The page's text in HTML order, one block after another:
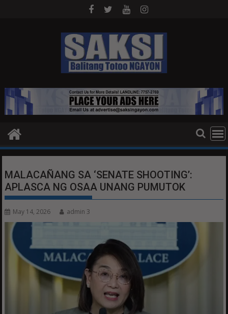
MALACAÑANG SA ‘SENATE SHOOTING’:
APLASCA NG OSAA UNANG PUMUTOK
May 14, 2026 admin 3